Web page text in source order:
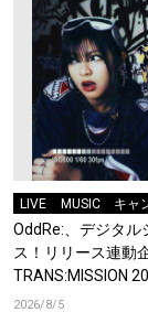
LIVE MUSIC キャ
OddRe:、デジタ
ス！リリース連動
TRANS:MISSION
2026/8/5